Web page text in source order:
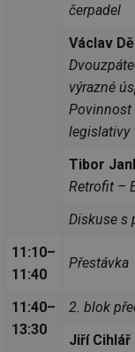
čerpadel
Václav
výrazné
Povinnost
legislativy
Tibor
Retrofit –
Diskuse s
11:10–
11:40
Přestávka
11:40–
13:30
2. blok
Jiří Cihlář